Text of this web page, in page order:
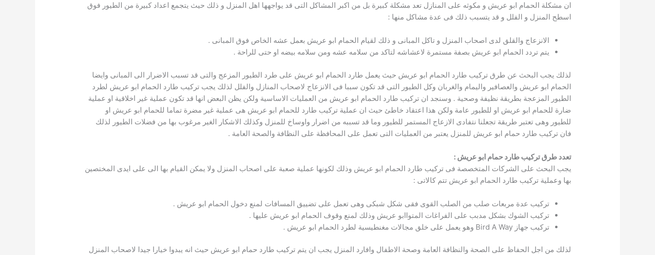
ان مشكلة الحمام ابو عريش و مكوثه على المنازل تعد مشكلة كبيرة بل من اكبر المشاكل التى قد يواجهها اهل المنزل و ذلك حيث يتجمع اعداد كبيرة من الطيور فوق
اسطح المنزل و الفلل و قد يتسبب ذلك فى عدة مشاكل منها :
الانزعاج والقلق لدى اصحاب المنزل و تاكل المبانى و ذلك لقيام الحمام ابو عريش بعمل عشه الخاص فوق المبانى .
يتم تردد الحمام ابو عريش بصفة مستمرة لاعشاشه لتاكد من سلامه عشه ومن سلامه بيضه او حتى للراحة .
لذلك يجب البحث عن طرق تركيب طارد الحمام ابو عريش حيث يعمل طارد الحمام ابو عريش على طرد الطيور المزعج والتى قد تسبب الاضرار الى المبانى وايضا
الحمام ابو عريش والعصافير واليمام والغربان وكل الطيور التى قد تكون سببا فى الانزعاج لاصحاب المنازل والفلل لذلك يجب تركيب طارد الحمام ابو عريش لطرد
الطيور المزعجة بطريقة نظيفة وصحية . وسنجد ان تركيب طارد الحمام ابو عريش من العمليات الاساسية ولكن يظن البعض انها قد تكون عملية غير اخلاقية او عملية
ضارة للحمام ابو عريش او للطيور عامة ولكن هذا اعتقاد خاطئ حيث ان عملية تركيب طارد للحمام ابو عريش هى عملية غير مضرة تماما للحمام ابو عريش او
للطيور وهى تعتبر طريقة تجعلنا نتفادى الازعاج المستمر للطيور وما قد تسببه من اضرار واوساخ للمنزل وكذلك الاشكار الغير مرغوب بها من فضلات الطيور لذلك
فان تركيب طارد حمام ابو عريش للمنزل يعتبر من العمليات التى تعمل على المحافظة على النظافة والصحة العامة .
تعدد طرق تركيب طارد حمام ابو عريش :
يجب البحث على الشركات المتخصصة فى تركيب طارد الحمام ابو عريش وذلك لكونها عملية صعبة على اصحاب المنزل ولا يمكن القيام بها الى على ايدى المختصين
بها وعملية تركيب طارد الحمام ابو عريش تتم كالاتى :
تركيب عدة مربعات صلب من الصلب القوى فقى شكل شبكى وهى تعمل على تضييق المسافات لمنع دخول الحمام ابو عريش .
تركيب الشوك بشكل مدبب على الفراغات المتواابو عريش وذلك لمنع وقوف الحمام ابو عريش عليها .
تركيب جهاز Bird A Way وهو يعمل على خلق مجالات مغنطيسية لطرد الحمام ابو عريش .
لذلك من اجل الحفاظ على الصحة والنظافة العامة وصحة الاطفال وافارد المنزل يجب ان يتم تركيب طارد حمام ابو عريش حيث انه يبدوا خيارا جيدا لاصحاب المنزل